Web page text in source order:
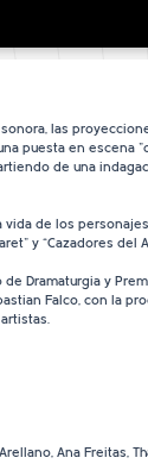
las
puesta en escena
de una
vida de los
y “Cazadores del
Dramaturgia y
Falco, con la
Arellano, Ana